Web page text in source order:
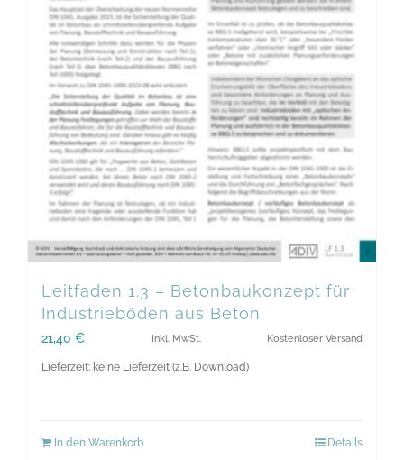
Leitfaden 1.3 – Betonbaukonzept für
Industrieböden aus Beton
21,40 € Inkl. MwSt. Kostenloser Versand
Lieferzeit: keine Lieferzeit (z.B. Download)
In den Warenkorb Details